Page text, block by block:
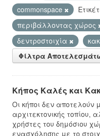
commonspace
περιβάλλοντας χώρος
δεντροστοιχία
Φίλτρα
Κήπος Καλές και
Οι κήποι δεν αποτελούν
αρχιτεκτονικής
χρήστες του δημόσιου
ενασχόλησης με το